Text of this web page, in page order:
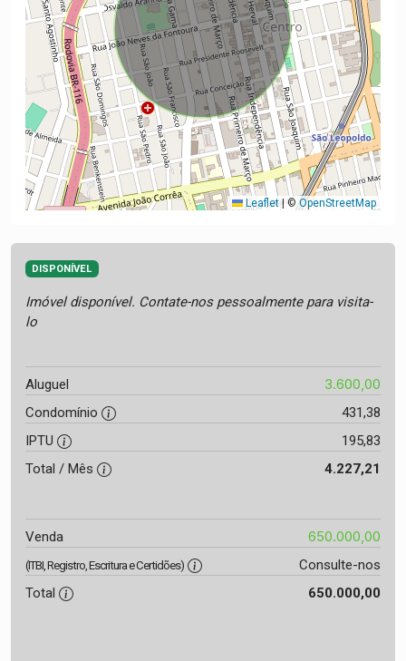
Leaflet |©OpenStreetMap
DISPONÍVEL
Imóvel disponível. Contate-nos pessoalmente para visita-
lo
Aluguel 3.600,00
Condomínio
431,38
IPTU
195,83
Total / Mês
4.227,21
Venda 650.000,00
(ITBI, Registro, Escritura e Certidões)
Consulte-nos
Total
650.000,00